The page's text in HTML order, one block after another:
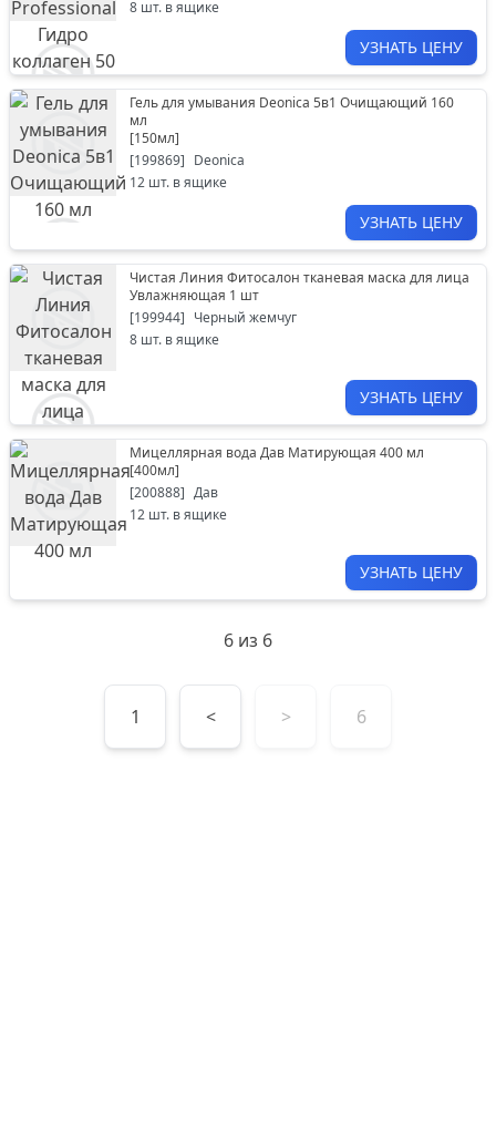
8 шт. в ящике
УЗНАТЬ ЦЕНУ
Гель для умывания Deonica 5в1 Очищающий 160
мл
[150мл]
[199869] Deonica
12 шт. в ящике
УЗНАТЬ ЦЕНУ
Чистая Линия Фитосалон тканевая маска для лица
Увлажняющая 1 шт
[199944] Черный жемчуг
8 шт. в ящике
УЗНАТЬ ЦЕНУ
Мицеллярная вода Дав Матирующая 400 мл
[400мл]
[200888] Дав
12 шт. в ящике
УЗНАТЬ ЦЕНУ
6 из 6
1 < > 6